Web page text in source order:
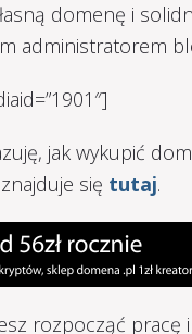
domenę i
administratorem
jak wykupić
się tutaj.
rozpocząć